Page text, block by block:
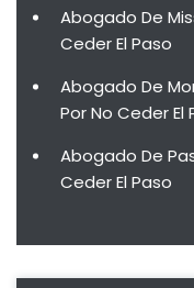
Abogado De
Ceder El Paso
Abogado De
Por No Ceder El
Abogado De
Ceder El Paso